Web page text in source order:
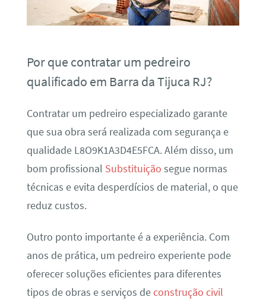
Por que contratar um pedreiro
qualificado em Barra da Tijuca RJ?
Contratar um pedreiro especializado garante
que sua obra será realizada com segurança e
qualidade L8O9K1A3D4E5FCA. Além disso, um
bom profissional Substituição segue normas
técnicas e evita desperdícios de material, o que
reduz custos.
Outro ponto importante é a experiência. Com
anos de prática, um pedreiro experiente pode
oferecer soluções eficientes para diferentes
tipos de obras e serviços deconstrução civil